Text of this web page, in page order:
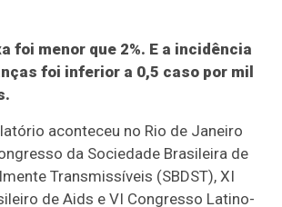
foi menor que 2%. E a incidência
foi inferior a 0,5 caso por mil
aconteceu no Rio de Janeiro
da Sociedade Brasileira de
Transmissíveis (SBDST), XI
de Aids e VI Congresso Latino-